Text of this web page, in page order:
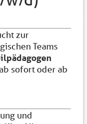
zur
Teams
sofort oder ab
und